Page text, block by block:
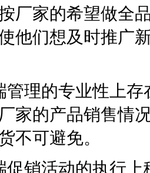
厂家的希望做全
他们想及时推广
的专业性上存
家的产品销售情
不可避免。
活动的执行上